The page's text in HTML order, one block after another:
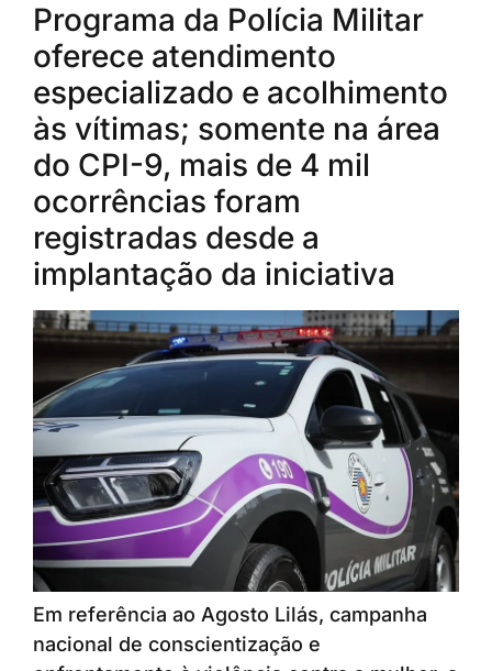
Programa da Polícia Militar
oferece atendimento
especializado e acolhimento
às vítimas; somente na área
do CPI-9, mais de 4 mil
ocorrências foram
registradas desde a
implantação da iniciativa
Em referência ao Agosto Lilás, campanha
nacional de conscientização e